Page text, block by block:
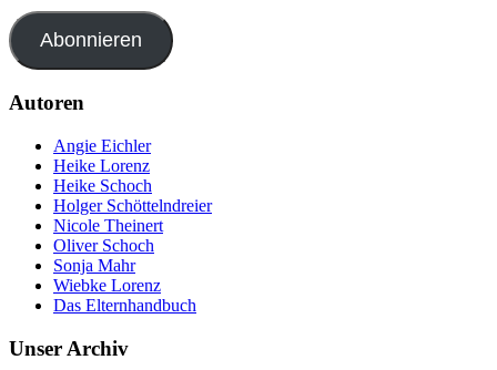
Abonnieren
Autoren
Angie Eichler
Heike Lorenz
Heike Schoch
Holger Schöttelndreier
Nicole Theinert
Oliver Schoch
Sonja Mahr
Wiebke Lorenz
Das Elternhandbuch
Unser Archiv